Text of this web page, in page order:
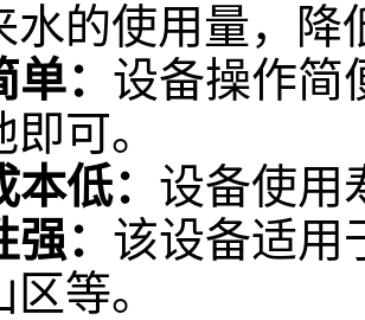
水的使用量，
： 设备操作简
可。
低： 设备使用
： 该设备适用
等。